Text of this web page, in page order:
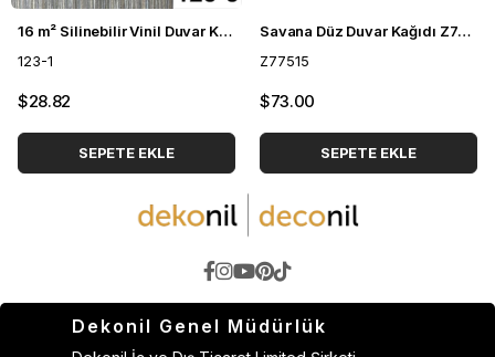
16 m² Silinebilir Vinil Duvar Kağıdı DH-123
123-1
$28.82
SEPETE EKLE
Savana Düz Duvar Kağıdı Z77515
Z77515
$73.00
SEPETE EKLE
Dekonil Genel Müdürlük